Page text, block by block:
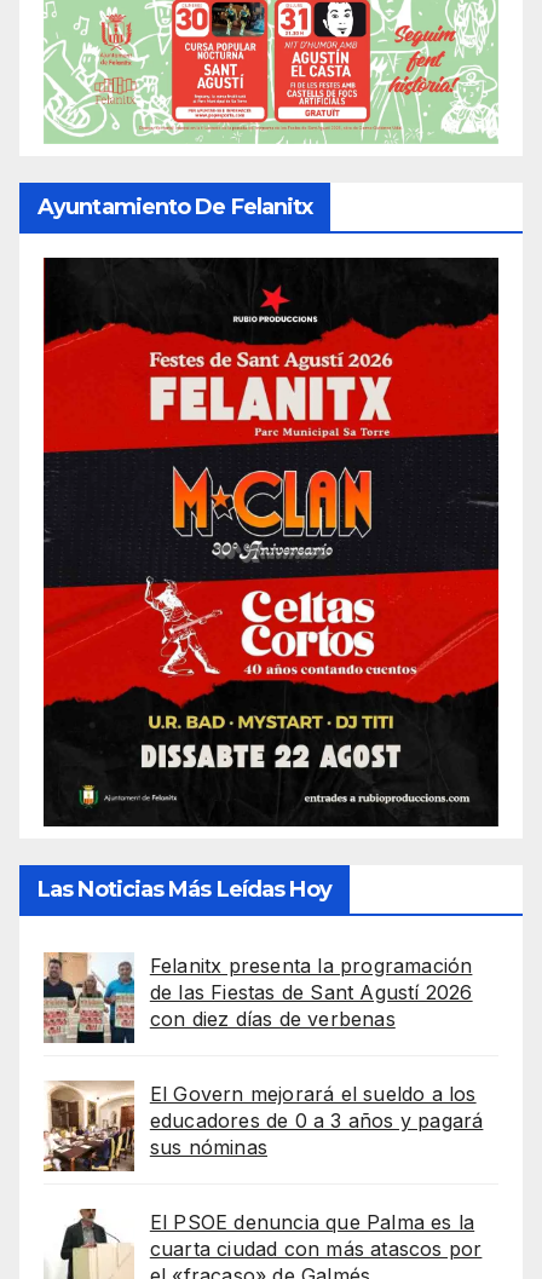
Ayuntamiento De Felanitx
Las Noticias Más Leídas Hoy
Felanitx presenta la programación
de las Fiestas de Sant Agustí 2026
con diez días de verbenas
El Govern mejorará el sueldo a los
educadores de 0 a 3 años y pagará
sus nóminas
El PSOE denuncia que Palma es la
cuarta ciudad con más atascos por